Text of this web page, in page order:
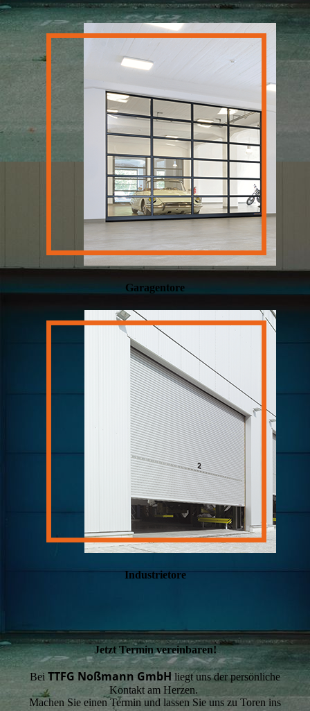
Garagentore
Industrietore
Jetzt Termin vereinbaren!
Bei TTFG Noßmann GmbH liegt uns der persönliche
Kontakt am Herzen.
Machen Sie einen Termin und lassen Sie uns zu Toren ins